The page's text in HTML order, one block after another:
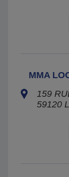
MMA
159
59120